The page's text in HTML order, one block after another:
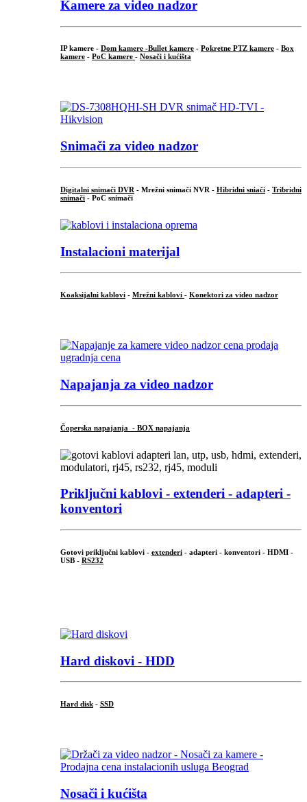
Kamere za video nadzor
IP kamere - Dom kamere -Bullet kamere - Pokretne PTZ kamere - Box
kamere - PoC kamere - Nosači i kućišta
Snimači za video nadzor
Digitalni snimači DVR - Mrežni snimači NVR - Hibridni sniači - Tribridni
snimači - PoC snimači
Instalacioni materijal
Koaksijalni kablovi - Mrežni kablovi - Konektori za video nadzor
Napajanja za video nadzor
Čoperska napajanja - BOX napajanja
Priključni kablovi - extenderi - adapteri -
konventori
Gotovi priključni kablovi - extenderi - adapteri - konventori - HDMI -
USB - RS232
Hard diskovi - HDD
Hard disk - SSD
Nosači i kućišta